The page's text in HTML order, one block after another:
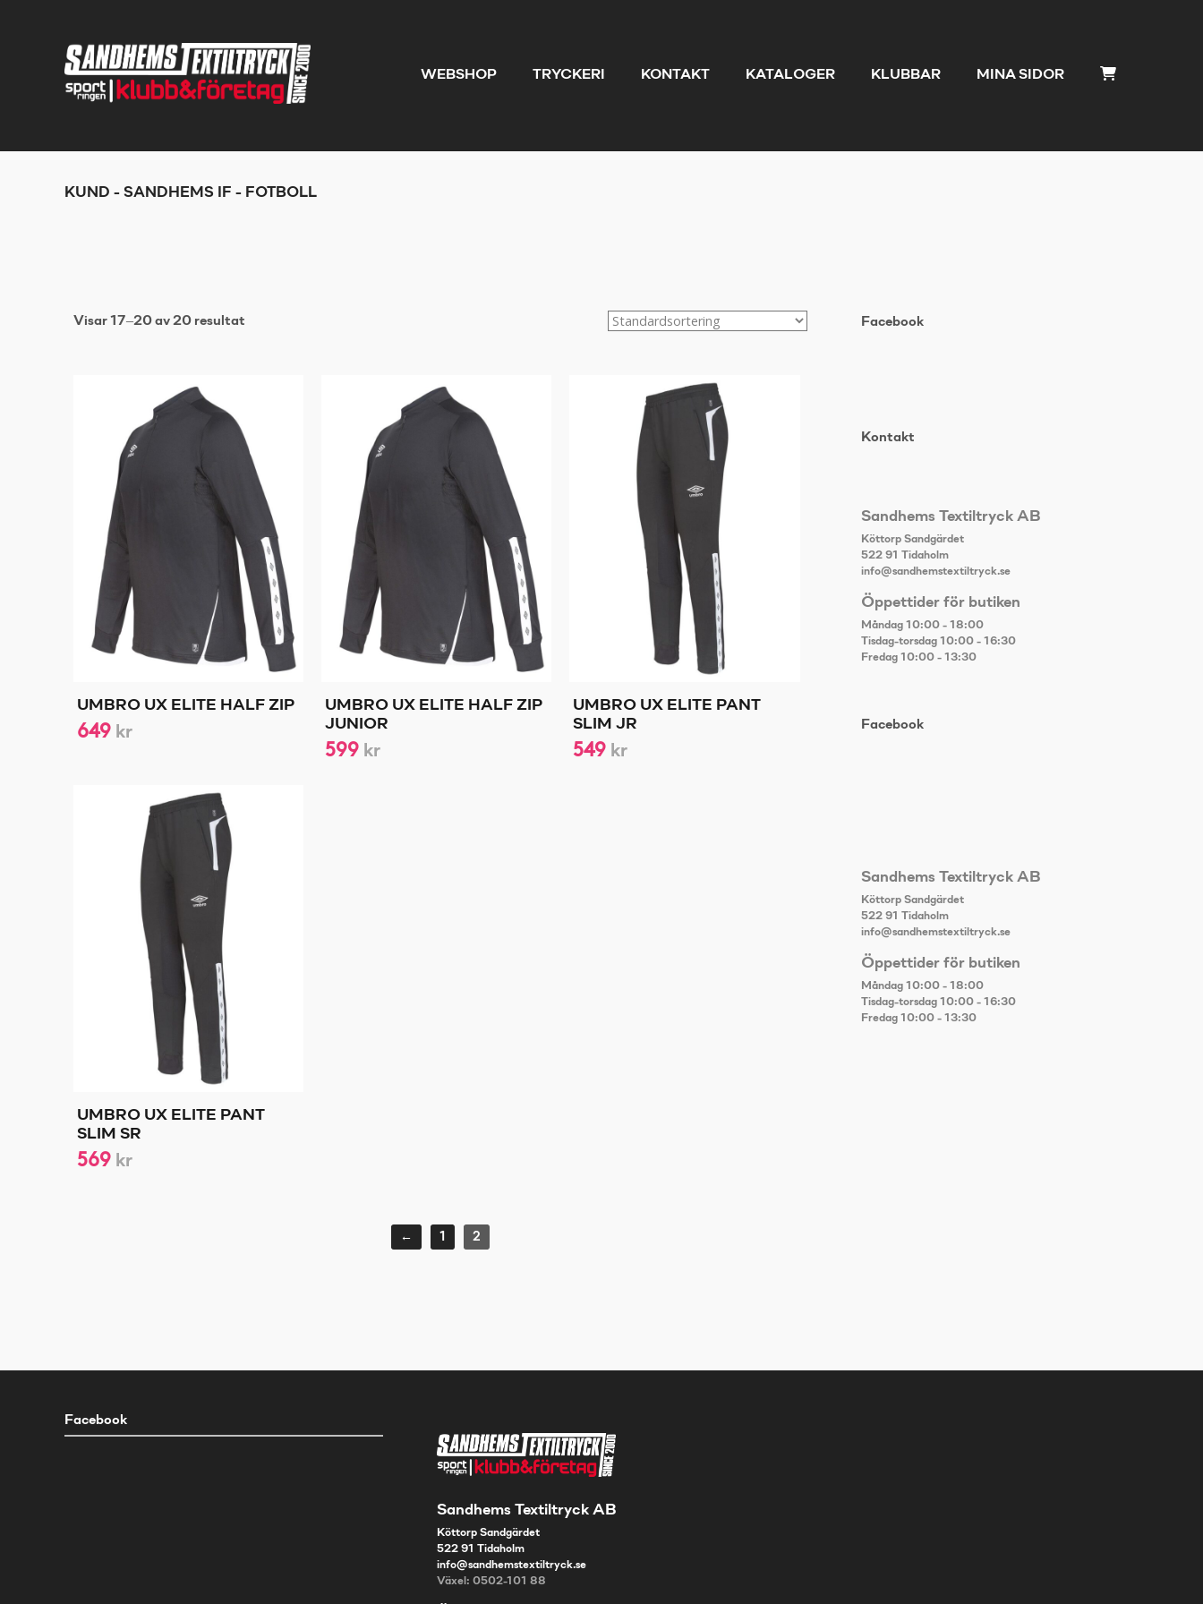
WEBSHOP TRYCKERI KONTAKT KATALOGER KLUBBAR MINA SIDOR
KUND - SANDHEMS IF - FOTBOLL
Visar 17–20 av 20 resultat
UMBRO UX ELITE HALF ZIP
649 kr
UMBRO UX ELITE HALF ZIP
JUNIOR
599 kr
UMBRO UX ELITE PANT
SLIM JR
549 kr
UMBRO UX ELITE PANT
SLIM SR
569 kr
← 1 2
Facebook
Kontakt
Sandhems Textiltryck AB
Köttorp Sandgärdet
522 91 Tidaholm
info@sandhemstextiltryck.se
Öppettider för butiken
Måndag 10:00 - 18:00
Tisdag-torsdag 10:00 - 16:30
Fredag 10:00 - 13:30
Facebook
Sandhems Textiltryck AB
Köttorp Sandgärdet
522 91 Tidaholm
info@sandhemstextiltryck.se
Öppettider för butiken
Måndag 10:00 - 18:00
Tisdag-torsdag 10:00 - 16:30
Fredag 10:00 - 13:30
Facebook
Sandhems Textiltryck AB
Köttorp Sandgärdet
522 91 Tidaholm
info@sandhemstextiltryck.se
Växel: 0502-101 88